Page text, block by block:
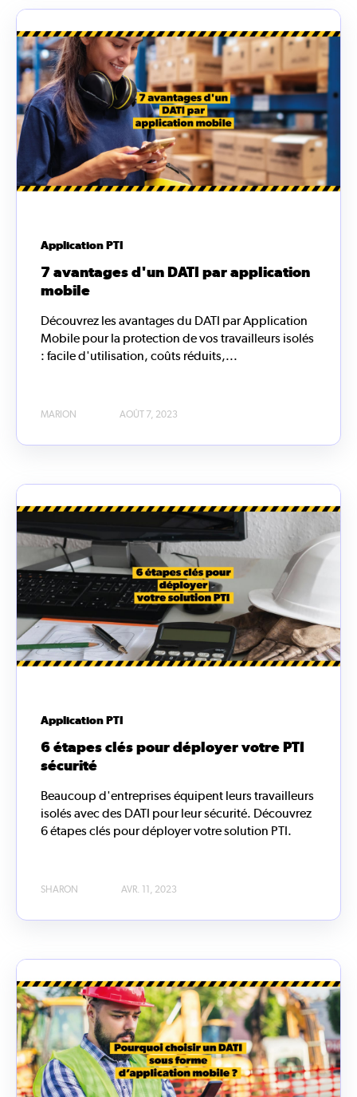
Application PTI
7 avantages d'un DATI par application
mobile
Découvrez les avantages du DATI par Application
Mobile pour la protection de vos travailleurs isolés
: facile d'utilisation, coûts réduits,...
MARION AOÛT 7, 2023
Application PTI
6 étapes clés pour déployer votre PTI
sécurité
Beaucoup d'entreprises équipent leurs travailleurs
isolés avec des DATI pour leur sécurité. Découvrez
6 étapes clés pour déployer votre solution PTI.
SHARON AVR. 11, 2023